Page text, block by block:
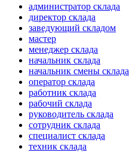
администратор склада
директор склада
заведующий складом
мастер
менеджер склада
начальник склада
начальник смены склада
оператор склада
работник склада
рабочий склада
руководитель склада
сотрудник склада
специалист склада
техник склада